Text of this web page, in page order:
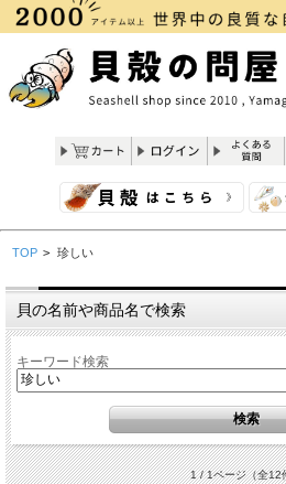
TOP > 珍しい
貝の名前や商品名で検索
キーワード検索
1 / 1ページ（全12